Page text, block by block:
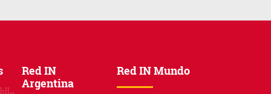
Red IN
Argentina
Red IN Mundo